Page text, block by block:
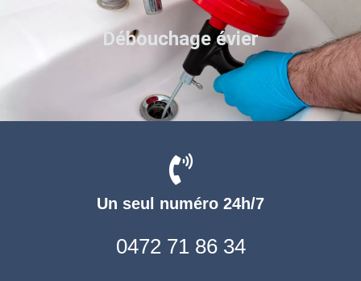
Un seul numéro 24h/7
0472 71 86 34
Débouchage évier